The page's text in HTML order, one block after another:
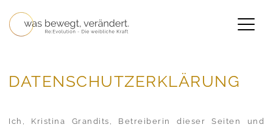
content
DATENSCHUTZERKLÄRUNG
Ich, Kristina Grandits, Betreiberin dieser Seiten und